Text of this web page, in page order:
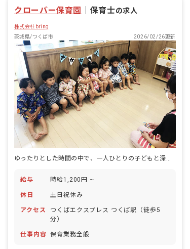
残業少なめ
クローバー保育園 保育士の求人
株式会社bring
茨城県/つくば市
2026/02/26更新
ゆったりとした時間の中で、一人ひとりの子どもと深く関わる喜びを。
給与 時給1,200円 ~
休日 土日祝休み
アクセス
つくばエクスプレス つくば駅（徒歩5
分）
仕事内容 保育業務全般